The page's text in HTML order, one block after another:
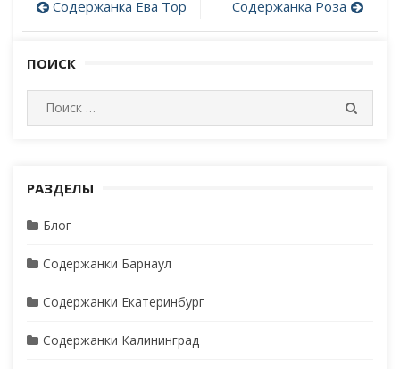
Post
navigation
Содержанка Ева Top Содержанка Роза
ПОИСК
с
т
:
О
РАЗДЕЛЫ
Блог
Содержанки Барнаул
Содержанки Екатеринбург
Содержанки Калининград